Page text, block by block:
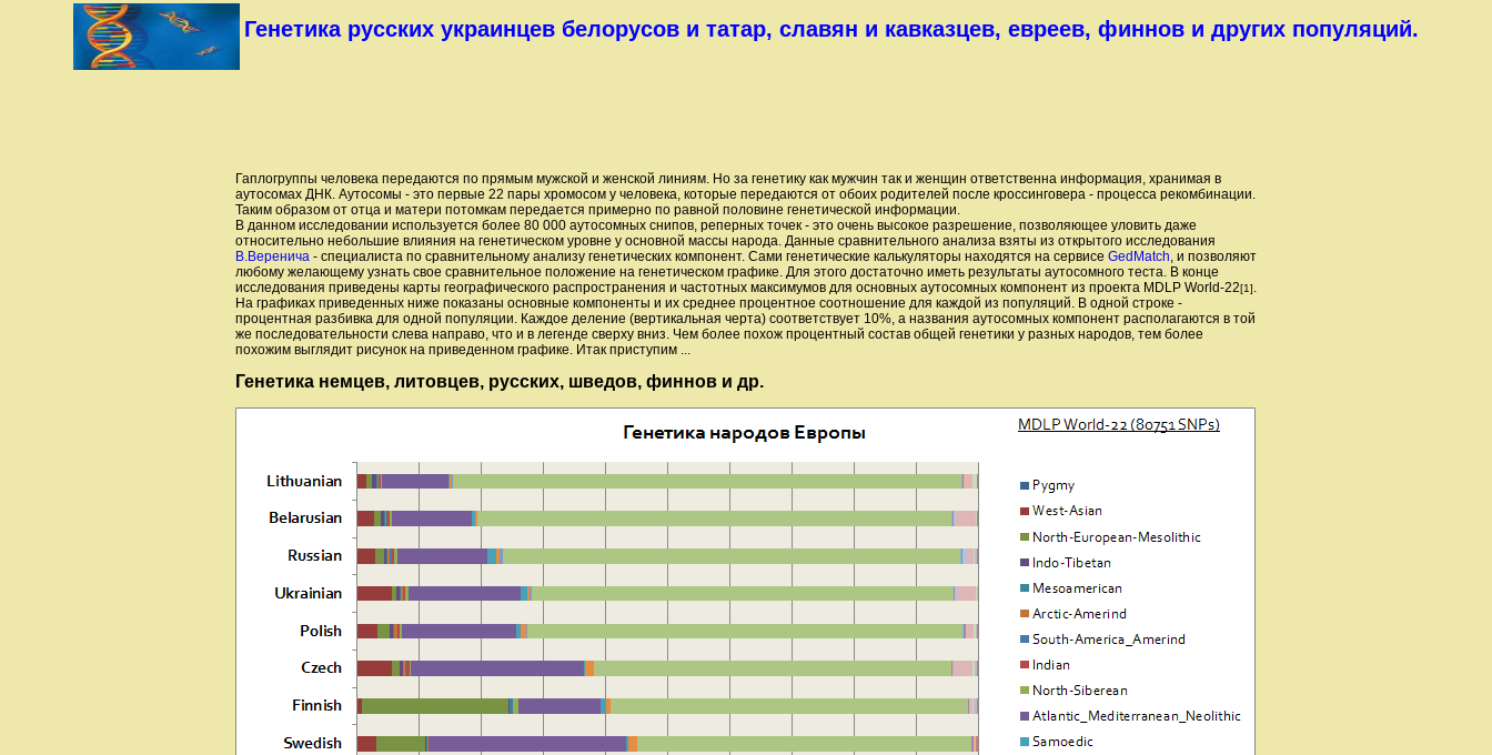
Генетика русских украинцев белорусов и татар, славян и кавказцев, евреев, финнов и других популяций.
Гаплогруппы человека передаются по прямым мужской и женской линиям. Но за генетику как мужчин так и женщин ответственна информация, хранимая в
аутосомах ДНК. Аутосомы - это первые 22 пары хромосом у человека, которые передаются от обоих родителей после кроссинговера - процесса рекомбинации.
Таким образом от отца и матери потомкам передается примерно по равной половине генетической информации.
В данном исследовании используется более 80 000 аутосомных снипов, реперных точек - это очень высокое разрешение, позволяющее уловить даже
относительно небольшие влияния на генетическом уровне у основной массы народа. Данные сравнительного анализа взяты из открытого исследования
В.Веренича - специалиста по сравнительному анализу генетических компонент. Сами генетические калькуляторы находятся на сервисе GedMatch, и позволяют
любому желающему узнать свое сравнительное положение на генетическом графике. Для этого достаточно иметь результаты аутосомного теста. В конце
исследования приведены карты географического распространения и частотных максимумов для основных аутосомных компонент из проекта MDLP World-22[1].
На графиках приведенных ниже показаны основные компоненты и их среднее процентное соотношение для каждой из популяций. В одной строке -
процентная разбивка для одной популяции. Каждое деление (вертикальная черта) соответствует 10%, а названия аутосомных компонент располагаются в той
же последовательности слева направо, что и в легенде сверху вниз. Чем более похож процентный состав общей генетики у разных народов, тем более
похожим выглядит рисунок на приведенном графике. Итак приступим ...
Генетика немцев, литовцев, русских, шведов, финнов и др.